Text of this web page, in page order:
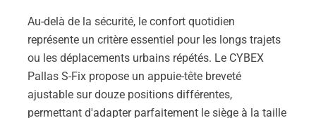
Au-delà de la sécurité, le confort quotidien
représente un critère essentiel pour les longs trajets
ou les déplacements urbains répétés. Le CYBEX
Pallas S-Fix propose un appuie-tête breveté
ajustable sur douze positions différentes,
permettant d'adapter parfaitement le siège à la taille